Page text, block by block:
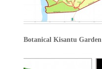
Botanical Kisantu Garden